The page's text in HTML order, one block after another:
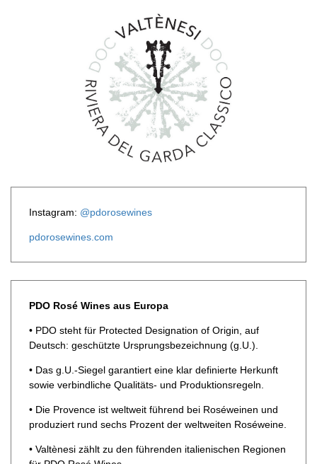
Instagram: @pdorosewines
pdorosewines.com
PDO Rosé Wines aus Europa
• PDO steht für Protected ­Designation of Origin, auf
Deutsch: geschützte Ursprungsbezeichnung (g.U.).
• Das g.U.-Siegel garantiert eine klar definierte Herkunft
sowie verbindliche Qualitäts- und Produktionsregeln.
• Die Provence ist weltweit führend bei Roséweinen und
produziert rund sechs Prozent der weltweiten Roséweine.
• Valtènesi zählt zu den führenden italienischen Regionen